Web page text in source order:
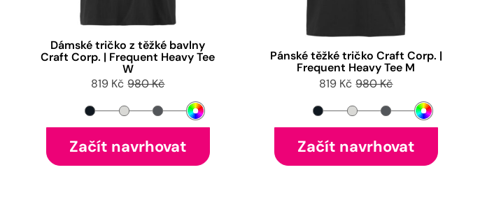
Dámské tričko z těžké bavlny
Craft Corp. | Frequent Heavy Tee
W
819 Kč 980 Kč
Začít navrhovat
Pánské těžké tričko Craft Corp. |
Frequent Heavy Tee M
819 Kč 980 Kč
Začít navrhovat